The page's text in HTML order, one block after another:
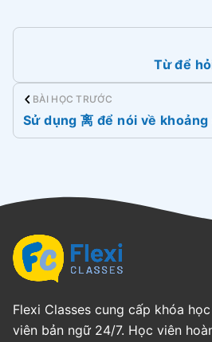
Từ để
BÀI HỌC TRƯỚC
Sử dụng 离 để nói về khoảng
Flexi Classes cung cấp khóa
viên bản ngữ 24/7. Học viên